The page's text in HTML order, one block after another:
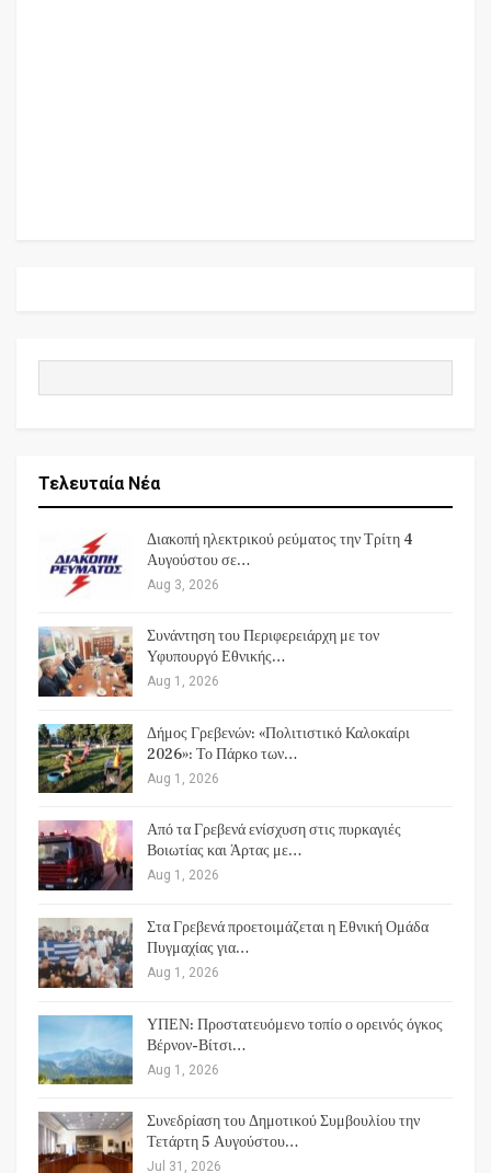
Τελευταία Νέα
Διακοπή ηλεκτρικού ρεύματος την Τρίτη 4
Αυγούστου σε…
Aug 3, 2026
Συνάντηση του Περιφερειάρχη με τον
Υφυπουργό Εθνικής…
Aug 1, 2026
Δήμος Γρεβενών: «Πολιτιστικό Καλοκαίρι
2026»: Το Πάρκο των…
Aug 1, 2026
Από τα Γρεβενά ενίσχυση στις πυρκαγιές
Βοιωτίας και Άρτας με…
Aug 1, 2026
Στα Γρεβενά προετοιμάζεται η Εθνική Ομάδα
Πυγμαχίας για…
Aug 1, 2026
ΥΠΕΝ: Προστατευόμενο τοπίο ο ορεινός όγκος
Βέρνον-Βίτσι…
Aug 1, 2026
Συνεδρίαση του Δημοτικού Συμβουλίου την
Τετάρτη 5 Αυγούστου…
Jul 31, 2026